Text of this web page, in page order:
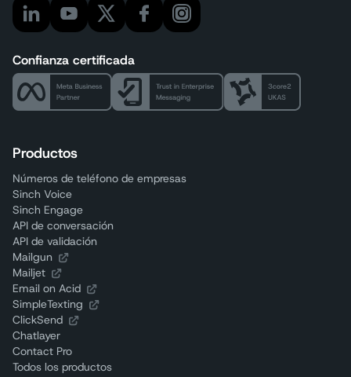
Confianza certificada
Productos
Números de teléfono de empresas
Sinch Voice
Sinch Engage
API de conversación
API de validación
Mailgun
Mailjet
Email on Acid
SimpleTexting
ClickSend
Chatlayer
Contact Pro
Todos los productos